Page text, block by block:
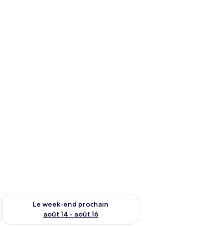
août 7 - août 9
Le week-end prochain
août 14 - août 16
Vérifier la disponibilité pour le week-end prochain août 14 -